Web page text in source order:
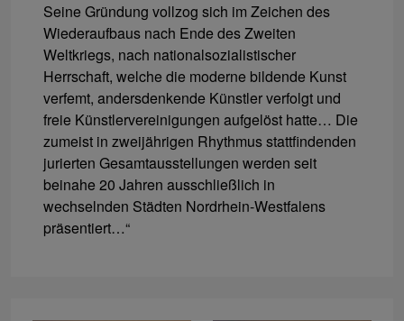
Seine Gründung vollzog sich im Zeichen des
Wiederaufbaus nach Ende des Zweiten
Weltkriegs, nach nationalsozialistischer
Herrschaft, welche die moderne bildende Kunst
verfemt, andersdenkende Künstler verfolgt und
freie Künstlervereinigungen aufgelöst hatte… Die
zumeist in zweijährigen Rhythmus stattfindenden
jurierten Gesamtausstellungen werden seit
beinahe 20 Jahren ausschließlich in
wechselnden Städten Nordrhein-Westfalens
präsentiert…“